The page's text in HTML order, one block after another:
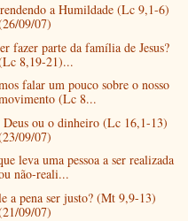
a Humildade (Lc 9,1-6)
09/07)
fazer parte da família de Jesus?
8,19-21)...
falar um pouco sobre o nosso
(Lc 8...
Deus ou o dinheiro (Lc 16,1-13)
09/07)
leva uma pessoa a ser realizada
não-reali...
a pena ser justo? (Mt 9,9-13)
09/07)